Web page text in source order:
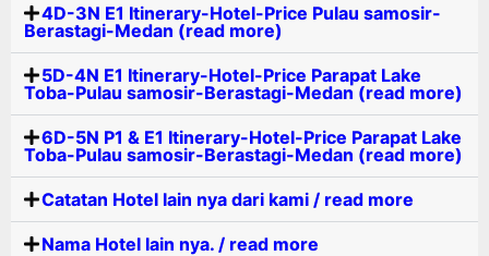
4D-3N E1 Itinerary-Hotel-Price Pulau samosir-
Berastagi-Medan (read more)
5D-4N E1 Itinerary-Hotel-Price Parapat Lake
Toba-Pulau samosir-Berastagi-Medan (read more)
6D-5N P1 & E1 Itinerary-Hotel-Price Parapat Lake
Toba-Pulau samosir-Berastagi-Medan (read more)
Catatan Hotel lain nya dari kami / read more
Nama Hotel lain nya. / read more